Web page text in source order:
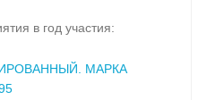
в год участия:
МАРКА